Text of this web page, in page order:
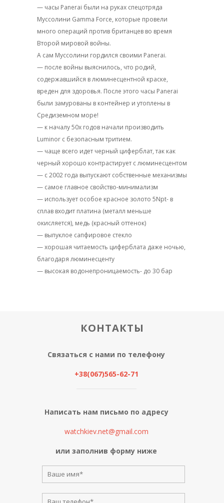
— часы Panerai были на руках спецотряда
Муссолини Gamma Force, которые провели
много операций против британцев во время
Второй мировой войны.
А сам Муссолини гордился своими Panerai.
— после войны выяснилось, что родий,
содержавшийся в люминесцентной краске,
вреден для здоровья. После этого часы Panerai
были замурованы в контейнер и утоплены в
Средиземном море!
— к началу 50х годов начали производить
Luminor с безопасным тритием.
— чаще всего идет черный циферблат, так как
черный хорошо контрастирует с люминесцентом
— с 2002 года выпускают собственные механизмы
— самое главное свойство-минимализм
— использует особое красное золото 5Npt- в
сплав входит платина (металл меньше
окисляется), медь (красный оттенок)
— выпуклое сапфировое стекло
— хорошая читаемость циферблата даже ночью,
благодаря люминесценту
— высокая водонепроницаемость- до 30 бар
КОНТАКТЫ
Связаться с нами по телефону
+38(067)565-62-71
Написать нам письмо по адресу
watchkiev.net@gmail.com
или заполнив форму ниже